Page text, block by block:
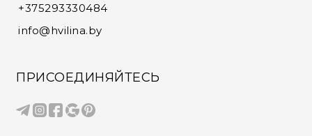
+375293330484
info@hvilina.by
ПРИСОЕДИНЯЙТЕСЬ